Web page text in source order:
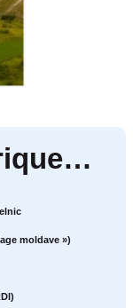
moldave »)